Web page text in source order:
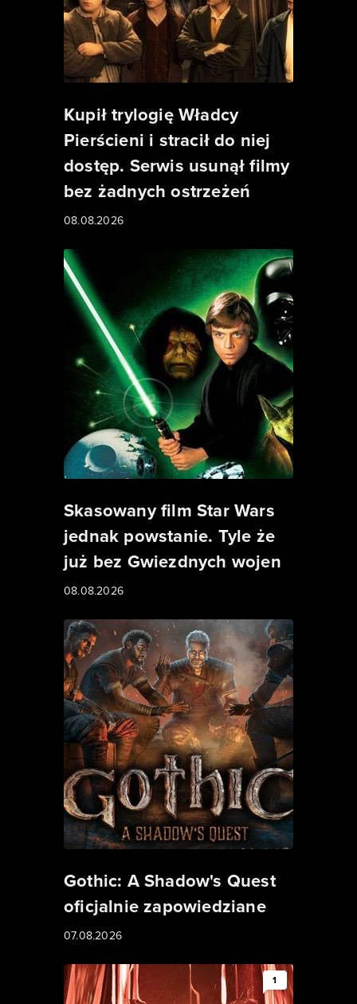
Kupił trylogię Władcy
Pierścieni i stracił do niej
dostęp. Serwis usunął filmy
bez żadnych ostrzeżeń
08.08.2026
Skasowany film Star Wars
jednak powstanie. Tyle że
już bez Gwiezdnych wojen
08.08.2026
Gothic: A Shadow's Quest
oficjalnie zapowiedziane
07.08.2026
1